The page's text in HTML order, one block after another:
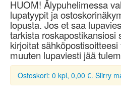
HUOM! Älypuhelimessa
lupatyypit ja
lopusta. Jos et saa
tarkista roskapostikansiosi
kirjoitat
muuten lupaviesti jää
Ostoskori: 0 kpl, 0,00 €. Siirry